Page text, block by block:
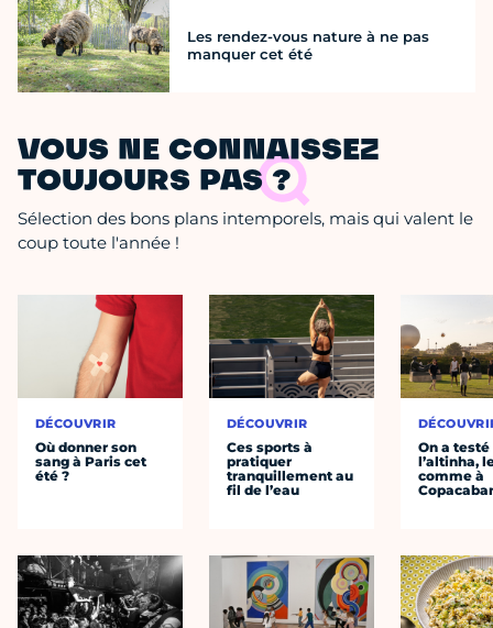
Les rendez-vous nature à ne pas
manquer cet été
VOUS NE CONNAISSEZ
TOUJOURS PAS ?
Sélection des bons plans intemporels, mais qui valent le
coup toute l'année !
DÉCOUVRIR
Où donner son
sang à Paris cet
été ?
DÉCOUVRIR
Ces sports à
pratiquer
tranquillement au
fil de l’eau
On a testé
l’altinha,
comme à